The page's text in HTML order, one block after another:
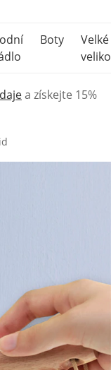
Boty
Velké
a získejte 15%